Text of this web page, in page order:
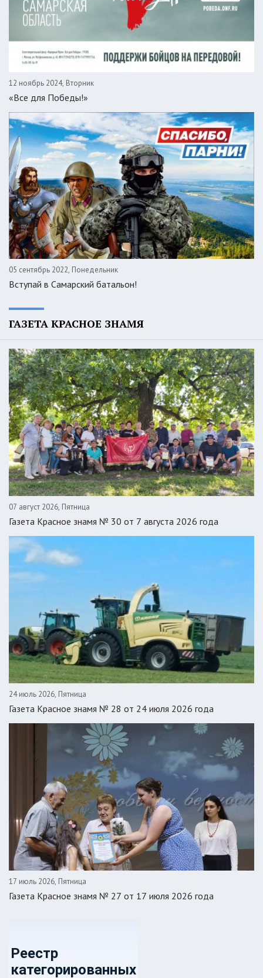
12 ноябрь 2024, Вторник
«Все для Победы!»
05 сентябрь 2022, Понедельник
Вступай в Самарский батальон!
ГАЗЕТА КРАСНОЕ ЗНАМЯ
07 август 2026, Пятница
Газета Красное знамя № 30 от 7 августа 2026 года
24 июль 2026, Пятница
Газета Красное знамя № 28 от 24 июля 2026 года
17 июль 2026, Пятница
Газета Красное знамя № 27 от 17 июля 2026 года